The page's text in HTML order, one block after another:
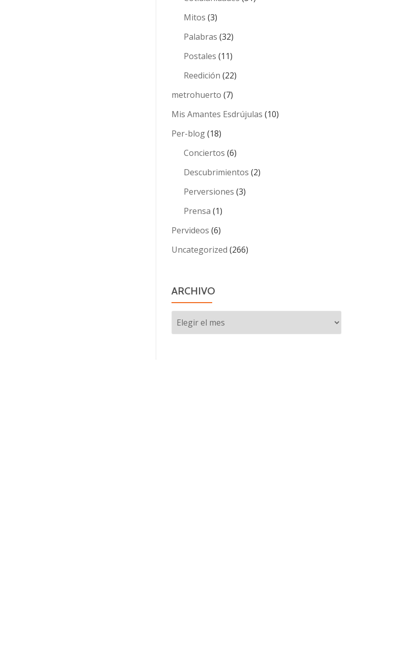
Mitos (3)
Palabras (32)
Postales (11)
Reedición (22)
metrohuerto (7)
Mis Amantes Esdrújulas (10)
Per-blog(18)
Conciertos (6)
Descubrimientos (2)
Perversiones (3)
Prensa (1)
Pervideos (6)
Uncategorized (266)
ARCHIVO
Archivo